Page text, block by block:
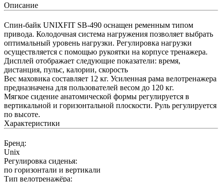
Описание
Спин-байк UNIXFIT SB-490 оснащен ременным типом
привода. Колодочная система нагружения позволяет выбрать
оптимальный уровень нагрузки. Регулировка нагрузки
осуществляется с помощью рукоятки на корпусе тренажера.
Дисплей отображает следующие показатели: время,
дистанция, пульс, калории, скорость
Вес маховика составляет 12 кг. Усиленная рама велотренажера
предназначена для пользователей весом до 120 кг.
Мягкое сидение анатомической формы регулируется в
вертикальной и горизонтальной плоскости. Руль регулируется
по высоте.
Характеристики
Бренд:
Unix
Регулировка сиденья:
по горизонтали и вертикали
Тип велотренажёра: